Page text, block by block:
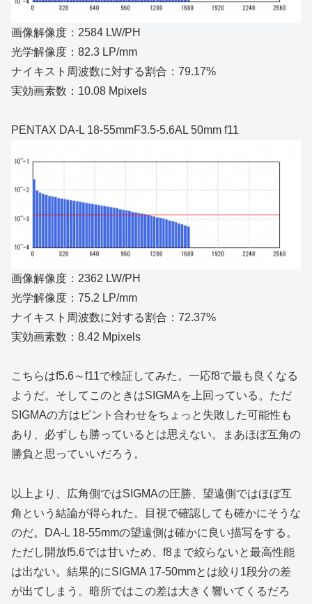
画像解像度：2584 LW/PH
光学解像度：82.3 LP/mm
ナイキスト周波数に対する割合：79.17%
実効画素数：10.08 Mpixels
PENTAX DA-L 18-55mmF3.5-5.6AL 50mm f11
画像解像度：2362 LW/PH
光学解像度：75.2 LP/mm
ナイキスト周波数に対する割合：72.37%
実効画素数：8.42 Mpixels
こちらはf5.6～f11で検証してみた。一応f8で最も良くなる
ようだ。そしてこのときはSIGMAを上回っている。ただ
SIGMAの方はピント合わせをちょっと失敗した可能性も
あり、必ずしも勝っているとは思えない。まあほぼ互角の
勝負と思っていいだろう。
以上より、広角側ではSIGMAの圧勝、望遠側ではほぼ互
角という結論が得られた。目視で確認しても確かにそうな
のだ。DA-L 18-55mmの望遠側は確かに良い描写をする。
ただし開放f5.6では甘いため、f8まで絞らないと最高性能
は出ない。結果的にSIGMA 17-50mmとは絞り1段分の差
が出てしまう。暗所ではこの差は大きく響いてくるだろ